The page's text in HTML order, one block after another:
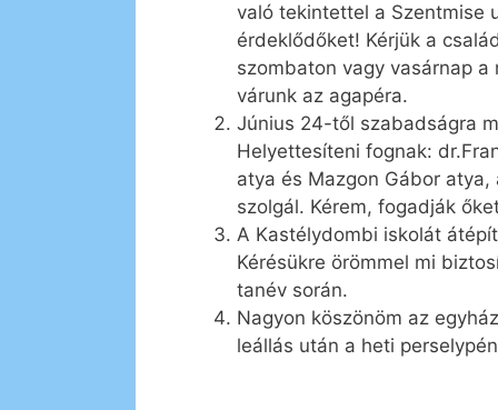
való tekintettel a Szentmise
érdeklődőket! Kérjük a
szombaton vagy vasárnap
várunk az agapéra.
Június 24-től szabadságra
Helyettesíteni fognak:
atya és Mazgon Gábor
szolgál. Kérem, fogadják
A Kastélydombi iskolát
Kérésükre örömmel mi
tanév során.
Nagyon köszönöm az
leállás után a heti